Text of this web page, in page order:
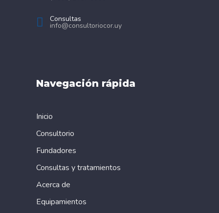
Consultas
info@consultoriocor.uy
Navegación rápida
Inicio
Consultorio
Fundadores
Consultas y tratamientos
Acerca de
Equipamientos